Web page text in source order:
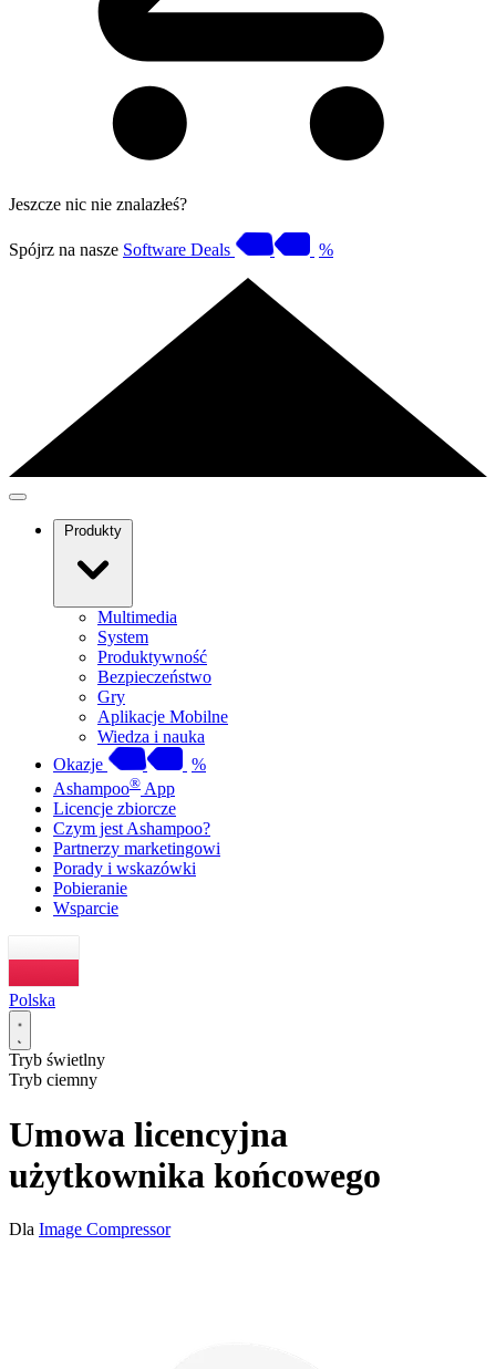
Jeszcze nic nie znalazłeś?
Spójrz na nasze Software Deals %
Produkty
Multimedia
System
Produktywność
Bezpieczeństwo
Gry
Aplikacje Mobilne
Wiedza i nauka
Okazje
%
Ashampoo® App
Licencje zbiorcze
Czym jest Ashampoo?
Partnerzy marketingowi
Porady i wskazówki
Pobieranie
Wsparcie
Polska
Tryb świetlny
Tryb ciemny
Umowa licencyjna
użytkownika końcowego
Dla Image Compressor